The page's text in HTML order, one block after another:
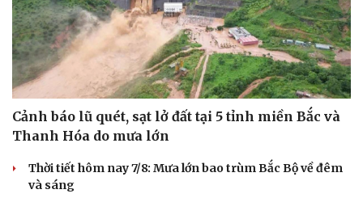
Cảnh báo lũ quét, sạt lở đất tại 5 tỉnh miền Bắc và
Thanh Hóa do mưa lớn
Thời tiết hôm nay 7/8: Mưa lớn bao trùm Bắc Bộ về đêm
và sáng